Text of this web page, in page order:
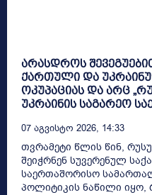
არასდროს
ქართული და
ოკუპაციას და არც
უკრაინის საგარეო
07 Აგვისტო 2026, 14:33
თვრამეტი წლის წინ,
შეიჭრნენ სუვერენულ
საერთაშორისო
პოლიტიკის ნაწილი იყო,